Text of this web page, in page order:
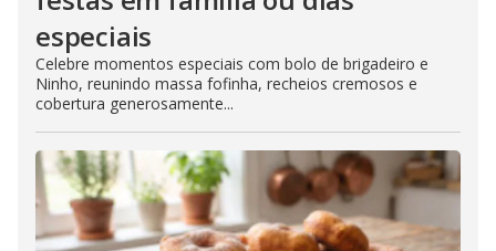
especiais
Celebre momentos especiais com bolo de brigadeiro e
Ninho, reunindo massa fofinha, recheios cremosos e
cobertura generosamente...